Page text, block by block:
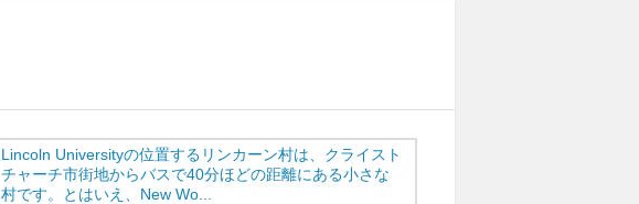
Lincoln Universityの位置するリンカーン村は、クライスト
チャーチ市街地からバスで40分ほどの距離にある小さな
村です。とはいえ、New Wo...